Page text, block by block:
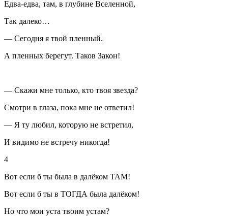
Едва-едва, там, в глубине Вселенной,
Так далеко…
— Сегодня я твой пленный.
А пленных берегут. Таков Закон!
— Скажи мне только, кто твоя звезда?
Смотри в глаза, пока мне не ответил!
— Я ту любил, которую не встретил,
И видимо не встречу никогда!
4
Вот если б ты была в далёком ТАМ!
Вот если б ты в ТОГДА была далёком!
Но что мои уста твоим устам?